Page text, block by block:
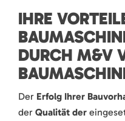
IHRE
DURCH M&V
Der Erfolg Ihrer
der Qualität der